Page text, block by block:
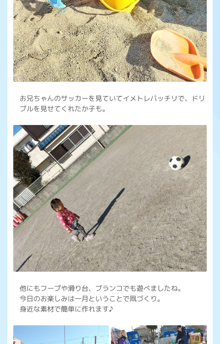
お兄ちゃんのサッカーを見ていてイメトレバッチリで、ドリ
ブルを見せてくれたか子も。
他にもフープや滑り台、ブランコでも遊べましたね。
今日のお楽しみは一月ということで凧づくり。
身近な素材で簡単に作れます♪